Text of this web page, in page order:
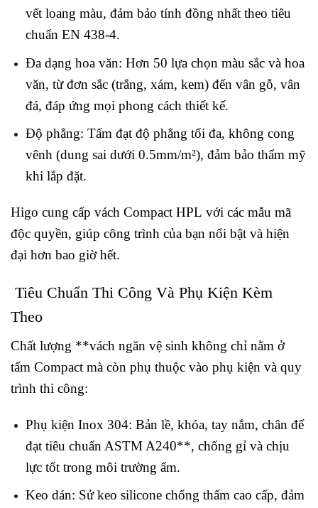
vết loang màu, đảm bảo tính đồng nhất theo tiêu
chuẩn EN 438-4.
Đa dạng hoa văn: Hơn 50 lựa chọn màu sắc và hoa
văn, từ đơn sắc (trắng, xám, kem) đến vân gỗ, vân
đá, đáp ứng mọi phong cách thiết kế.
Độ phẳng: Tấm đạt độ phẳng tối đa, không cong
vênh (dung sai dưới 0.5mm/m²), đảm bảo thẩm mỹ
khi lắp đặt.
Higo cung cấp vách Compact HPL với các mẫu mã
độc quyền, giúp công trình của bạn nổi bật và hiện
đại hơn bao giờ hết.
Tiêu Chuẩn Thi Công Và Phụ Kiện Kèm
Theo
Chất lượng **vách ngăn vệ sinh không chỉ nằm ở
tấm Compact mà còn phụ thuộc vào phụ kiện và quy
trình thi công:
Phụ kiện Inox 304: Bản lề, khóa, tay nắm, chân đế
đạt tiêu chuẩn ASTM A240**, chống gỉ và chịu
lực tốt trong môi trường ẩm.
Keo dán: Sử keo silicone chống thấm cao cấp, đảm